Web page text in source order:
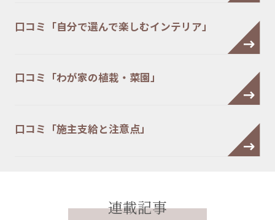
口コミ「自分で選んで楽しむインテリア」
口コミ「わが家の植栽・菜園」
口コミ「施主支給と注意点」
連載記事